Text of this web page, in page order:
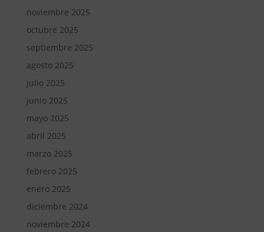
noviembre 2025
octubre 2025
septiembre 2025
agosto 2025
julio 2025
junio 2025
mayo 2025
abril 2025
marzo 2025
febrero 2025
enero 2025
diciembre 2024
noviembre 2024